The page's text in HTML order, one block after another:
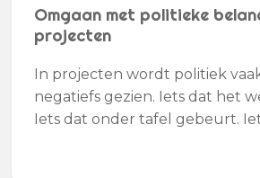
Omgaan met politieke
projecten
In projecten wordt politiek
negatiefs gezien. Iets dat het
Iets dat onder tafel gebeurt.